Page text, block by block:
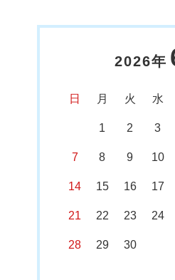
2026年
日 月 火 水
1 2 3
7 8 9 10
14 15 16 17
21 22 23 24
28 29 30